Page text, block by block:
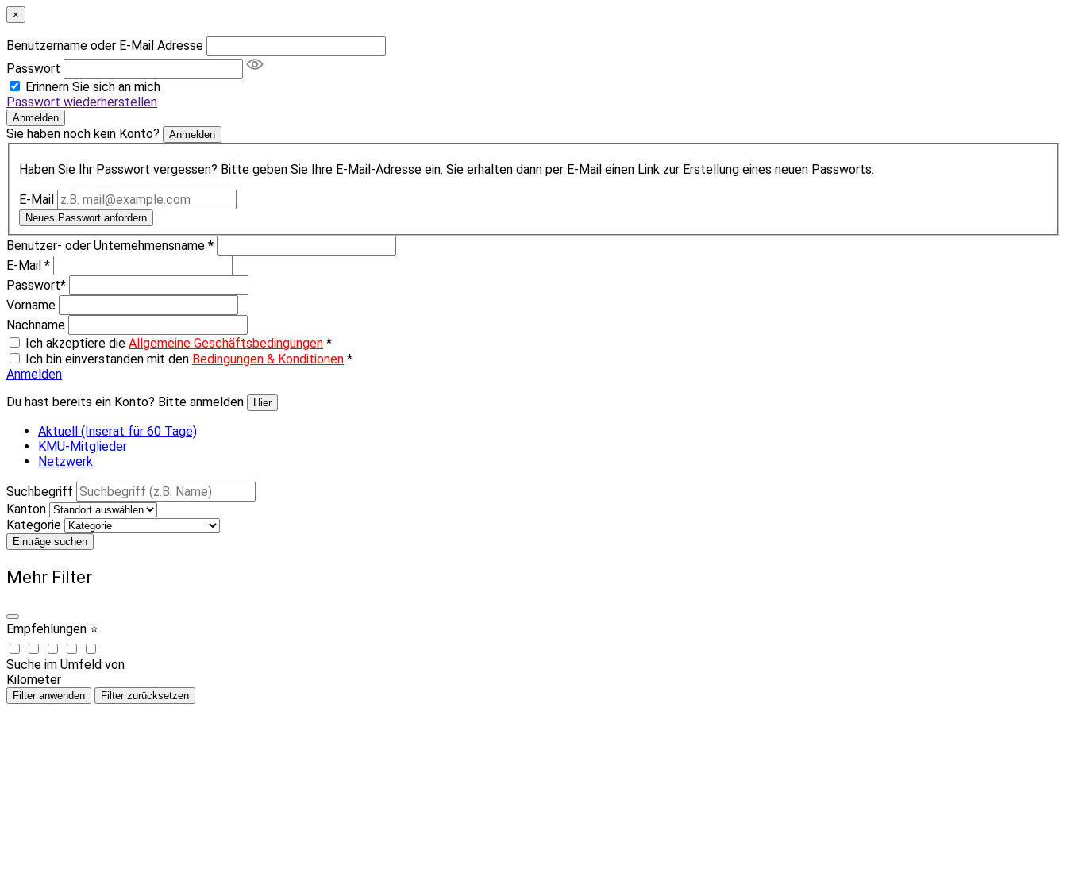
×
Benutzername oder E-Mail Adresse
Passwort
Erinnern Sie sich an mich
Passwort wiederherstellen
Anmelden
Sie haben noch kein Konto? Anmelden
Haben Sie Ihr Passwort vergessen? Bitte geben Sie Ihre E-Mail-Adresse ein. Sie erhalten dann per E-Mail einen Link zur Erstellung eines neuen Passworts.
E-Mail
Neues Passwort anfordern
Benutzer- oder Unternehmensname *
E-Mail *
Passwort*
Vorname
Nachname
Ich akzeptiere die Allgemeine Geschäftsbedingungen *
Ich bin einverstanden mit den Bedingungen & Konditionen *
Anmelden
Du hast bereits ein Konto? Bitte anmelden
Hier
Aktuell (Inserat für 60 Tage)
KMU-Mitglieder
Netzwerk
Suchbegriff
Kanton
Kategorie
Einträge suchen
Mehr Filter
Empfehlungen ⭐
Suche im Umfeld von
Kilometer
Filter anwenden Filter zurücksetzen